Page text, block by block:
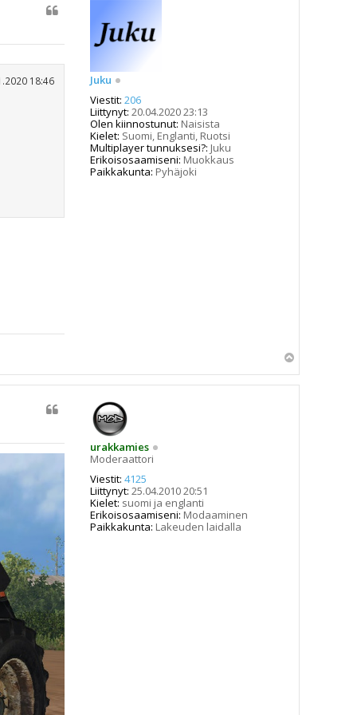
Juku
Viestit: 206
Liittynyt: 20.04.2020 23:13
Olen kiinnostunut: Naisista
Kielet: Suomi, Englanti, Ruotsi
Multiplayer tunnuksesi?: Juku
Erikoisosaamiseni: Muokkaus
Paikkakunta: Pyhäjoki
18:46
ö
urakkamies
Moderaattori
Viestit: 4125
Liittynyt: 25.04.2010 20:51
Kielet: suomi ja englanti
Erikoisosaamiseni: Modaaminen
Paikkakunta: Lakeuden laidalla